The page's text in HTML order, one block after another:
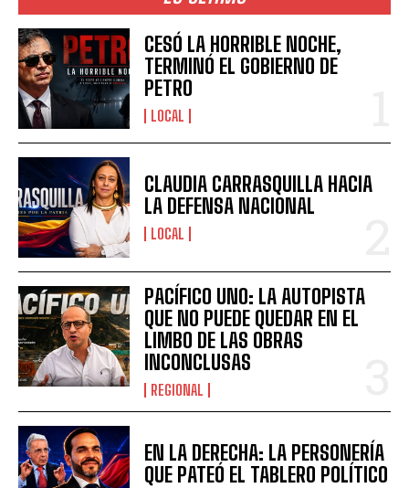
CESÓ LA HORRIBLE NOCHE,
TERMINÓ EL GOBIERNO DE
PETRO
LOCAL
CLAUDIA CARRASQUILLA HACIA
LA DEFENSA NACIONAL
LOCAL
PACÍFICO UNO: LA AUTOPISTA
QUE NO PUEDE QUEDAR EN EL
LIMBO DE LAS OBRAS
INCONCLUSAS
REGIONAL
EN LA DERECHA: LA PERSONERÍA
QUE PATEÓ EL TABLERO POLÍTICO